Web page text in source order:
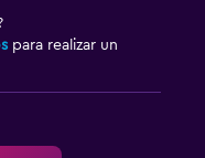
para realizar un